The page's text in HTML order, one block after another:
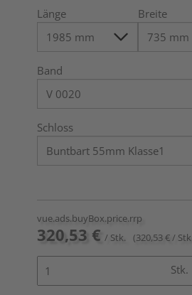
Länge Breite
Band
Schloss
vue.ads.buyBox.price.rrp
320,53 € / Stk. (320,53 € /
Stk.